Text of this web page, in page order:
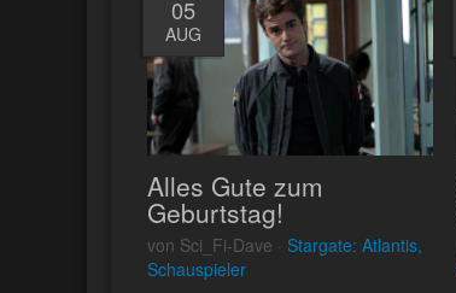
05
AUG
Alles Gute zum
Geburtstag!
von Sci_Fi-Dave · Stargate: Atlantis,
Schauspieler